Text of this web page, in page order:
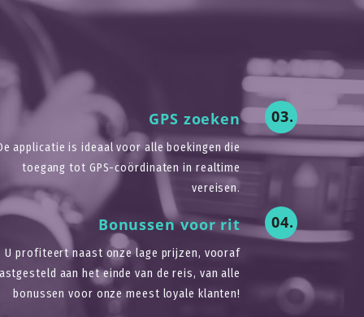
GPS zoeken
applicatie is ideaal voor alle boekingen die
toegang tot GPS-coördinaten in realtime
vereisen.
03.
Bonussen voor rit
U profiteert naast onze lage prijzen, vooraf
aan het einde van de reis, van alle
bonussen voor onze meest loyale klanten!
04.